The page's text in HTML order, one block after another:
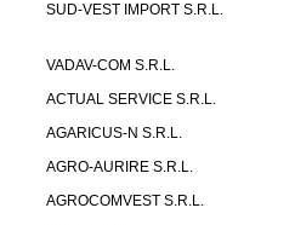
SUD-VEST IMPORT S.R.L.
VADAV-COM S.R.L.
ACTUAL SERVICE S.R.L.
AGARICUS-N S.R.L.
AGRO-AURIRE S.R.L.
AGROCOMVEST S.R.L.